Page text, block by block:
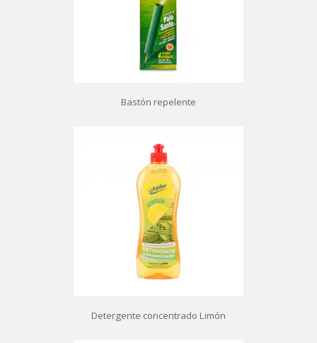
Bastón repelente
Detergente concentrado Limón